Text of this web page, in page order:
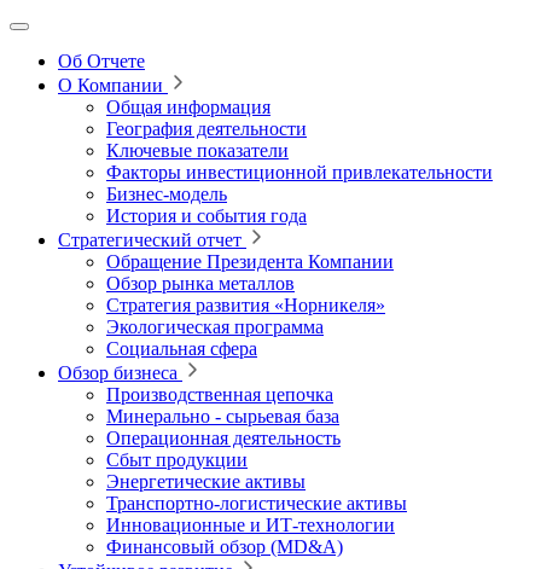
Об Отчете
О Компании
Общая информация
География деятельности
Ключевые показатели
Факторы инвестиционной привлекательности
Бизнес-модель
История и события года
Стратегический отчет
Обращение Президента Компании
Обзор рынка металлов
Стратегия развития «Норникеля»
Экологическая программа
Социальная сфера
Обзор бизнеса
Производственная цепочка
Минерально ‑ сырьевая база
Операционная деятельность
Сбыт продукции
Энергетические активы
Транспортно-логистические активы
Инновационные и ИТ‑технологии
Финансовый обзор (MD&A)